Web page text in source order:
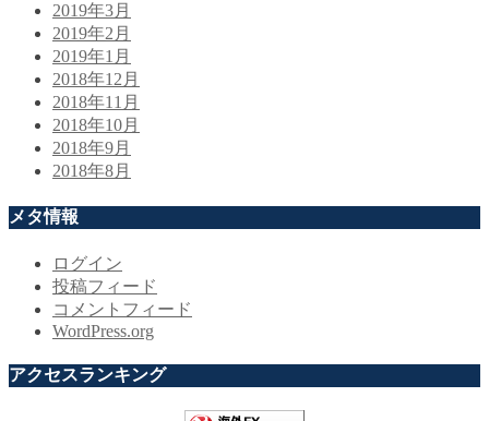
2019年3月
2019年2月
2019年1月
2018年12月
2018年11月
2018年10月
2018年9月
2018年8月
メタ情報
ログイン
投稿フィード
コメントフィード
WordPress.org
アクセスランキング